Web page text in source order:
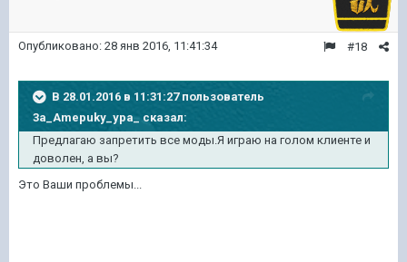
#18
Опубликовано: 28 янв 2016, 11:41:34
В 28.01.2016 в 11:31:27 пользователь
3a_Amepuky_ypa_ сказал:
Предлагаю запретить все моды.Я играю на голом клиенте и
доволен, а вы?
Это Ваши проблемы...